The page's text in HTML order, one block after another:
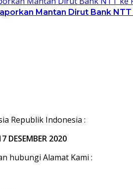
Mantan Dirut Bank NTT
Republik Indonesia :
DESEMBER 2020
hubungi Alamat Kami :